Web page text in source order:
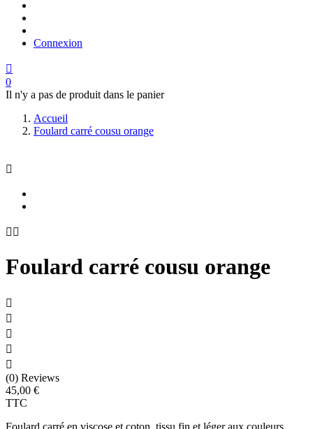
Connexion

0
Il n'y a pas de produit dans le panier
Accueil
Foulard carré cousu orange

 
Foulard carré cousu orange





(0) Reviews
45,00 €
TTC
Foulard carré en viscose et coton, tissu fin et léger aux couleurs